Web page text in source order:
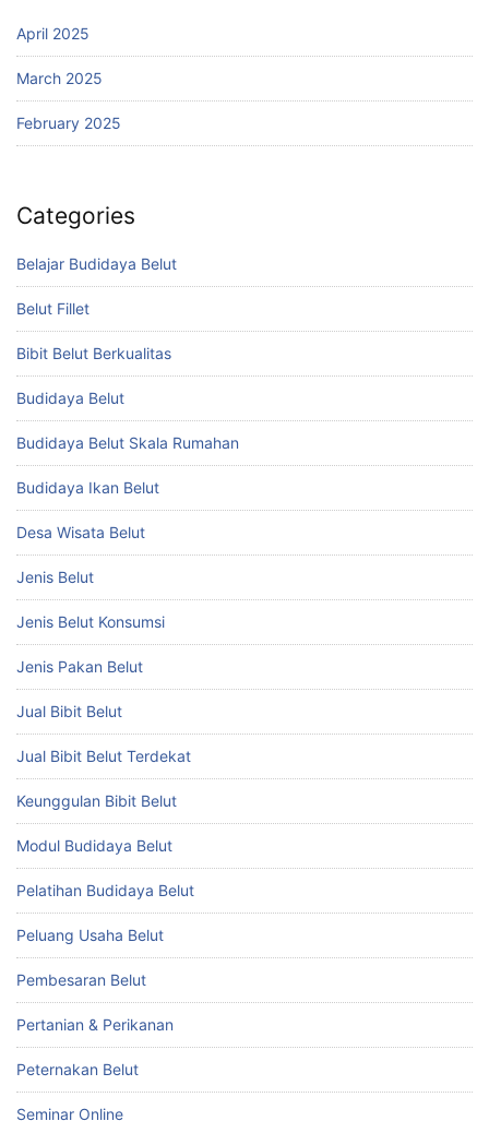
April 2025
March 2025
February 2025
Categories
Belajar Budidaya Belut
Belut Fillet
Bibit Belut Berkualitas
Budidaya Belut
Budidaya Belut Skala Rumahan
Budidaya Ikan Belut
Desa Wisata Belut
Jenis Belut
Jenis Belut Konsumsi
Jenis Pakan Belut
Jual Bibit Belut
Jual Bibit Belut Terdekat
Keunggulan Bibit Belut
Modul Budidaya Belut
Pelatihan Budidaya Belut
Peluang Usaha Belut
Pembesaran Belut
Pertanian & Perikanan
Peternakan Belut
Seminar Online